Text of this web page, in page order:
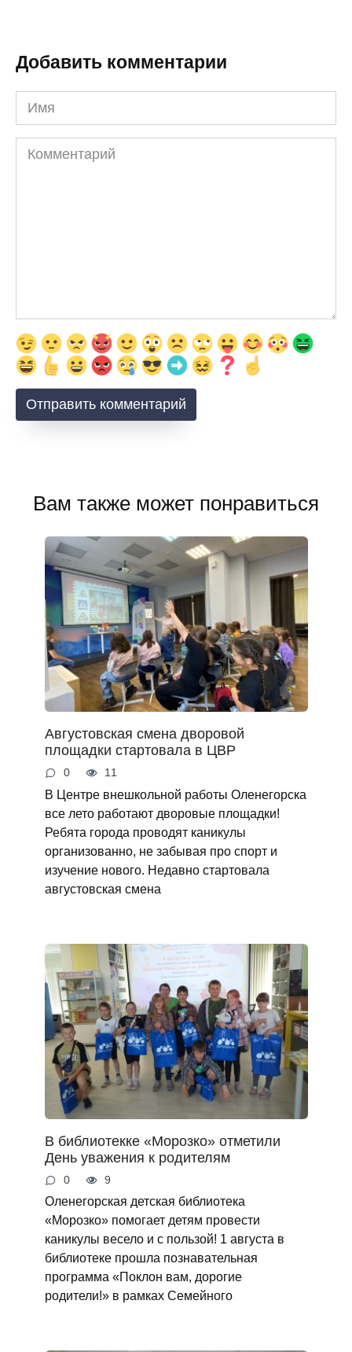
Добавить комментарии
Имя
Комментарий
Вам также может понравиться
Августовская смена дворовой
площадки стартовала в ЦВР
0 11
В Центре внешкольной работы Оленегорска
все лето работают дворовые площадки!
Ребята города проводят каникулы
организованно, не забывая про спорт и
изучение нового. Недавно стартовала
августовская смена
В библиотекке «Морозко» отметили
День уважения к родителям
0 9
Оленегорская детская библиотека
«Морозко» помогает детям провести
каникулы весело и с пользой! 1 августа в
библиотеке прошла познавательная
программа «Поклон вам, дорогие
родители!» в рамках Семейного